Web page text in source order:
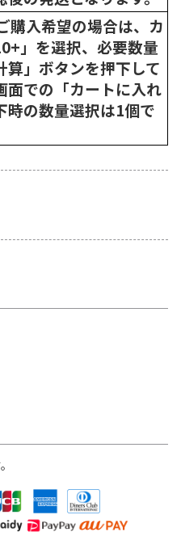
購入希望の場合は、カ
」を選択、必要数量
算」ボタンを押下して
面での「カートに入れ
時の数量選択は1個で